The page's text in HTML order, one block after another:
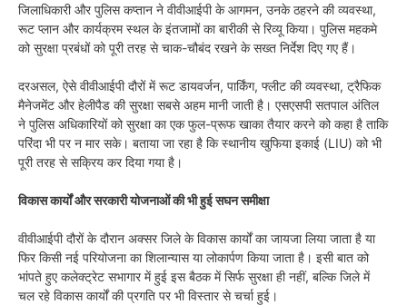
जिलाधिकारी और पुलिस कप्तान ने वीवीआईपी के आगमन, उनके ठहरने की व्यवस्था,
रूट प्लान और कार्यक्रम स्थल के इंतजामों का बारीकी से रिव्यू किया। पुलिस महकमे
को सुरक्षा प्रबंधों को पूरी तरह से चाक-चौबंद रखने के सख्त निर्देश दिए गए हैं।
दरअसल, ऐसे वीवीआईपी दौरों में रूट डायवर्जन, पार्किंग, फ्लीट की व्यवस्था, ट्रैफिक
मैनेजमेंट और हेलीपैड की सुरक्षा सबसे अहम मानी जाती है। एसएसपी सतपाल अंतिल
ने पुलिस अधिकारियों को सुरक्षा का एक फुल-प्रूफ खाका तैयार करने को कहा है ताकि
परिंदा भी पर न मार सके। बताया जा रहा है कि स्थानीय खुफिया इकाई (LIU) को भी
पूरी तरह से सक्रिय कर दिया गया है।
विकास कार्यों और सरकारी योजनाओं की भी हुई सघन समीक्षा
वीवीआईपी दौरों के दौरान अक्सर जिले के विकास कार्यों का जायजा लिया जाता है या
फिर किसी नई परियोजना का शिलान्यास या लोकार्पण किया जाता है। इसी बात को
भांपते हुए कलेक्ट्रेट सभागार में हुई इस बैठक में सिर्फ सुरक्षा ही नहीं, बल्कि जिले में
चल रहे विकास कार्यों की प्रगति पर भी विस्तार से चर्चा हुई।